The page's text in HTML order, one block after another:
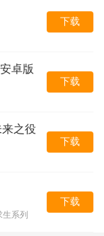
下载
卓版
下载
之役
下载
生系列
下载